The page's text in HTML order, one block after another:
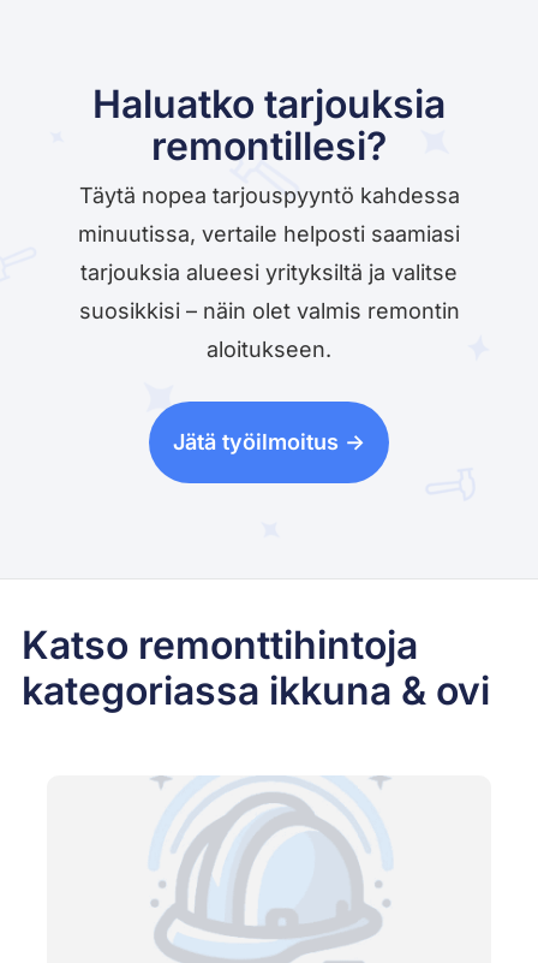
Haluatko tarjouksia
remontillesi?
Täytä nopea tarjouspyyntö kahdessa
minuutissa, vertaile helposti saamiasi
tarjouksia alueesi yrityksiltä ja valitse
suosikkisi – näin olet valmis remontin
aloitukseen.
Jätä työilmoitus ->
Katso remonttihintoja
kategoriassa ikkuna & ovi